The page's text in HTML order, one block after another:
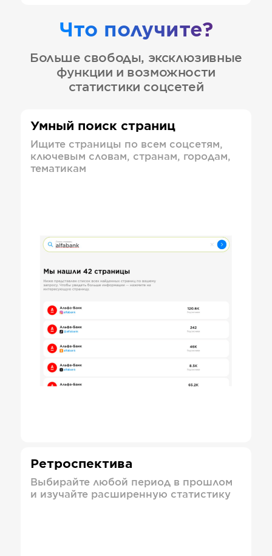
Что получите?
Больше свободы, эксклюзивные
функции и возможности
статистики соцсетей
Умный поиск страниц
Ищите страницы по всем соцсетям,
ключевым словам, странам, городам,
тематикам
Ретроспектива
Выбирайте любой период в прошлом
и изучайте расширенную статистику